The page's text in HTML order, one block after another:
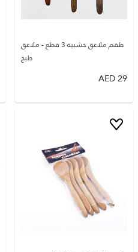
طقم ملاعق خشبية 3 قطع - ملاعق
طبخ
29
AED